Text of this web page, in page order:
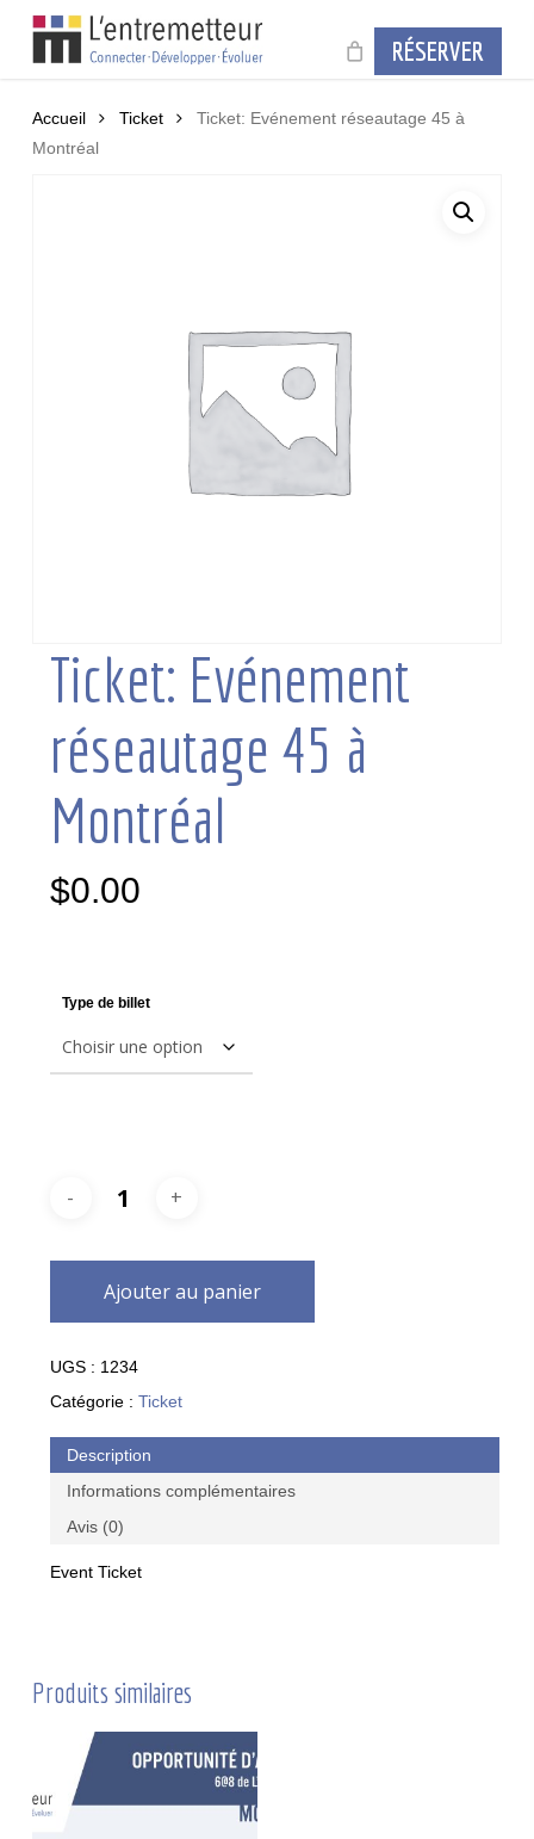
content
RÉSERVER
Accueil Ticket
Ticket: Evénement réseautage 45 à
Montréal
Ticket: Evénement
réseautage 45 à
Montréal
$0.00
Type de billet
Ajouter au panier
UGS : 1234
Catégorie : Ticket
Description
Informations complémentaires
Avis (0)
Event Ticket
Produits similaires